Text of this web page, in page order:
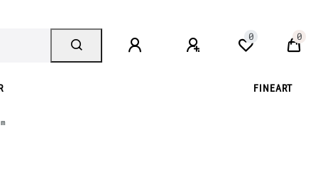
0 0
FINEART